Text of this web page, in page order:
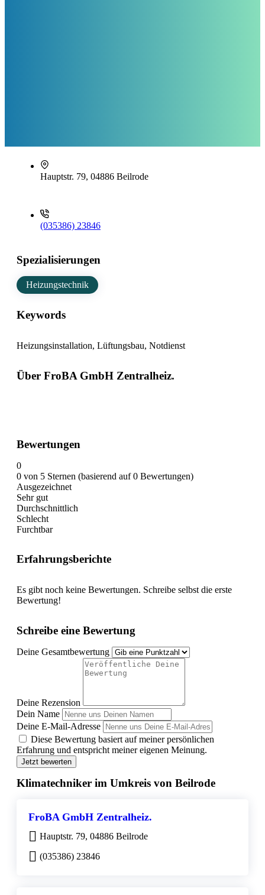
Hauptstr. 79, 04886 Beilrode
(035386) 23846
Spezialisierungen
Heizungstechnik
Keywords
Heizungsinstallation, Lüftungsbau, Notdienst
Über FroBA GmbH Zentralheiz.
Bewertungen
0
0 von 5 Sternen (basierend auf 0 Bewertungen)
Ausgezeichnet
Sehr gut
Durchschnittlich
Schlecht
Furchtbar
Erfahrungsberichte
Es gibt noch keine Bewertungen. Schreibe selbst die erste
Bewertung!
Schreibe eine Bewertung
Deine Gesamtbewertung
Deine Rezension
Dein Name
Deine E-Mail-Adresse
Diese Bewertung basiert auf meiner persönlichen
Erfahrung und entspricht meiner eigenen Meinung.
Jetzt bewerten
Klimatechniker im Umkreis von Beilrode
FroBA GmbH Zentralheiz.
Hauptstr. 79, 04886 Beilrode
(035386) 23846